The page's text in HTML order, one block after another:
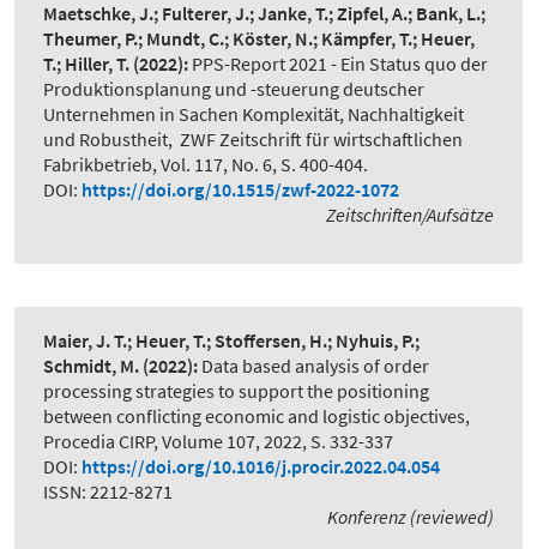
Maetschke, J.; Fulterer, J.; Janke, T.; Zipfel, A.; Bank, L.;
Theumer, P.; Mundt, C.; Köster, N.; Kämpfer, T.; Heuer,
T.; Hiller, T. (2022): PPS-Report 2021 - Ein Status quo der
Produktionsplanung und -steuerung deutscher
Unternehmen in Sachen Komplexität, Nachhaltigkeit
und Robustheit, ZWF Zeitschrift für wirtschaftlichen
Fabrikbetrieb, Vol. 117, No. 6, S. 400-404.
DOI: https://doi.org/10.1515/zwf-2022-1072
Zeitschriften/Aufsätze
Maier, J. T.; Heuer, T.; Stoffersen, H.; Nyhuis, P.;
Schmidt, M. (2022): Data based analysis of order
processing strategies to support the positioning
between conflicting economic and logistic objectives,
Procedia CIRP, Volume 107, 2022, S. 332-337
DOI: https://doi.org/10.1016/j.procir.2022.04.054
ISSN: 2212-8271
Konferenz (reviewed)